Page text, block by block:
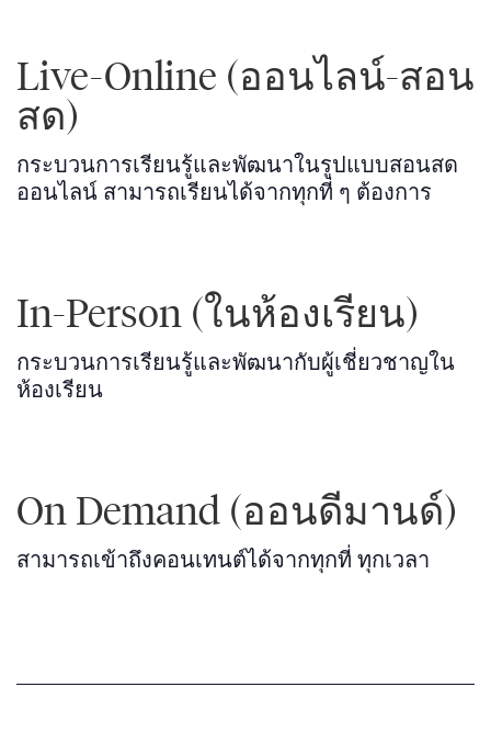
Live-Online (ออนไลน์-สอน
สด)
กระบวนการเรียนรู้และพัฒนาในรูปแบบสอนสด
ออนไลน์ สามารถเรียนได้จากทุกที่ ๆ ต้องการ
In-Person (ในห้องเรียน)
กระบวนการเรียนรู้และพัฒนากับผู้เชี่ยวชาญใน
ห้องเรียน
On Demand (ออนดีมานด์)
สามารถเข้าถึงคอนเทนต์ได้จากทุกที่ ทุกเวลา